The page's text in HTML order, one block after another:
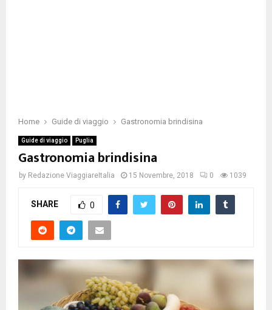
Home Guide di viaggio Gastronomia brindisina
Guide di viaggio Puglia
Gastronomia brindisina
by Redazione ViaggiareItalia 15 Novembre, 2018 0 1039
SHARE 0